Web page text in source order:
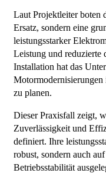
Laut Projektleiter boten
Ersatz, sondern eine
leistungsstarker
Leistung und reduzierte
Installation hat das
Motormodernisierungen
zu planen.
Dieser Praxisfall zeigt,
Zuverlässigkeit und
definiert. Ihre
robust, sondern auch
Betriebsstabilität